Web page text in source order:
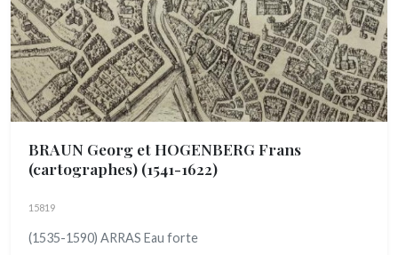
BRAUN Georg et HOGENBERG Frans
(cartographes) (1541-1622)
15819
(1535-1590) ARRAS Eau forte